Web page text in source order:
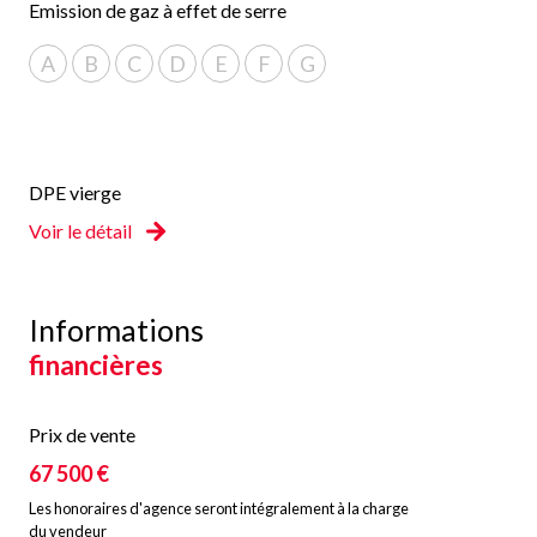
Emission de gaz à effet de serre
A B C D E F G
DPE vierge
Voir le détail
Informations
financières
Prix de vente
67 500 €
Les honoraires d'agence seront intégralement à la charge
du vendeur